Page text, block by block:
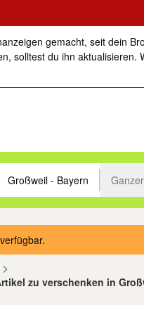
gemacht, seit dein
solltest du ihn aktualisieren.
mit den Pfeiltasten nach
oder Ort eingeben.
zu verschenken in